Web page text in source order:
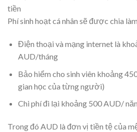
tiền
Phí sinh hoạt cá nhân sẽ được chia
Điện thoại và mạng internet là
AUD/tháng
Bảo hiểm cho sinh viên khoảng
gian học của từng người)
Chi phí đi lại khoảng 500 AUD/
Trong đó AUD là đơn vị tiền tệ của